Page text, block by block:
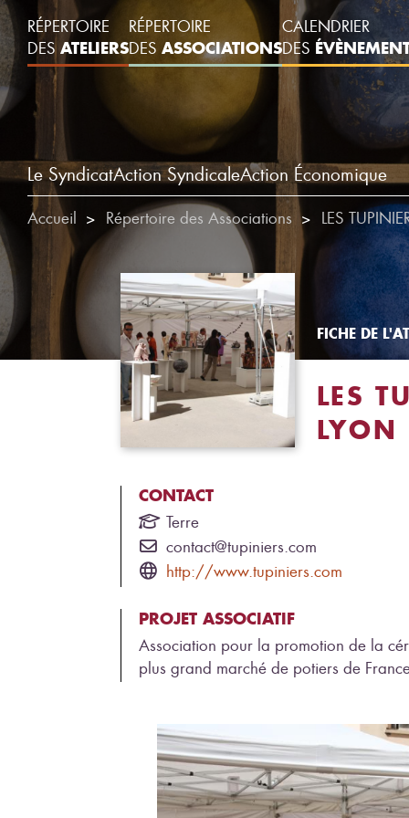
RÉPERTOIRE
DES ATELIERS
RÉPERTOIRE
DES ASSOCIATIONS
CALENDRIER
DES
Le SyndicatAction SyndicaleAction Économique
Accueil Répertoire des Associations LES
FICHE DE
LES
LYON
CONTACT
Terre
contact@tupiniers.com
http://www.tupiniers.com
PROJET ASSOCIATIF
Association pour la promotion de la
plus grand marché de potiers de